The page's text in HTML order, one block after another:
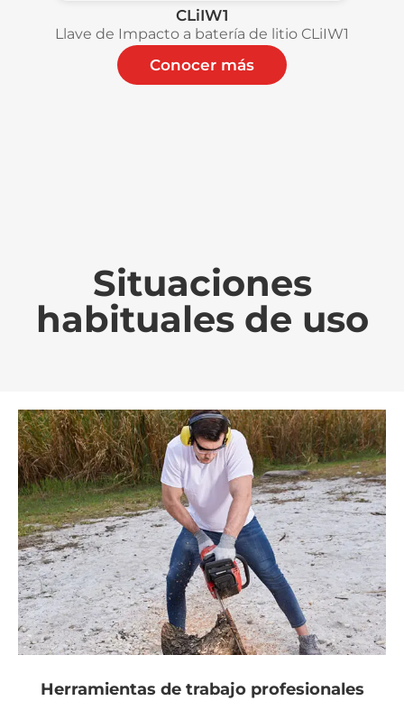
CLiIW1
Llave de Impacto a batería de litio CLiIW1
Conocer más
Situaciones
habituales de uso
Herramientas de trabajo profesionales